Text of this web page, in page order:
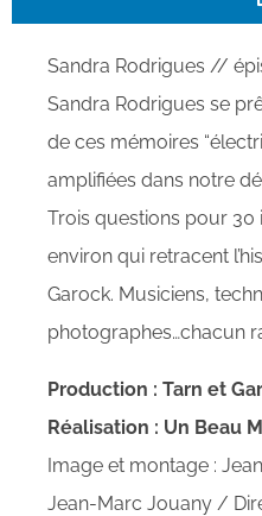
Sandra Rodrigues //
Sandra Rodrigues se
de ces mémoires
amplifiées dans notre
Trois questions pour 30
environ qui retracent
Garock. Musiciens,
photographes…chacun
Production : Tarn et
Réalisation : Un Beau
Image et montage :
Jean-Marc Jouany /